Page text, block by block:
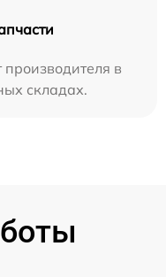
производителя в
складах.